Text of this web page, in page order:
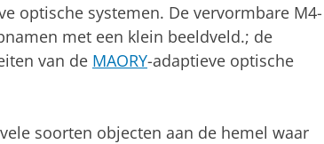
optische systemen. De vervormbare M4-
met een klein beeldveld.; de
van de MAORY-adaptieve optische
soorten objecten aan de hemel waar